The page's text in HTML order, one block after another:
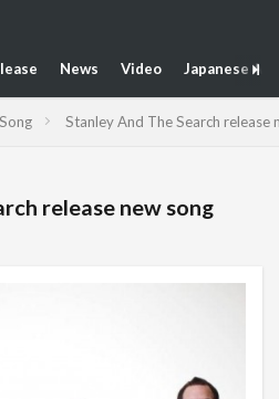
News Video Japanese
Stanley And The Search release
release new song